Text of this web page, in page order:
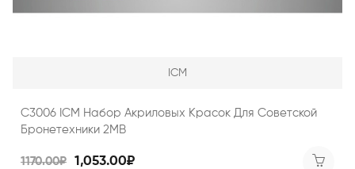
ICM
C3006 ICM Набор Акриловых Красок Для Советской
Бронетехники 2МВ
1170.00₽ 1,053.00₽